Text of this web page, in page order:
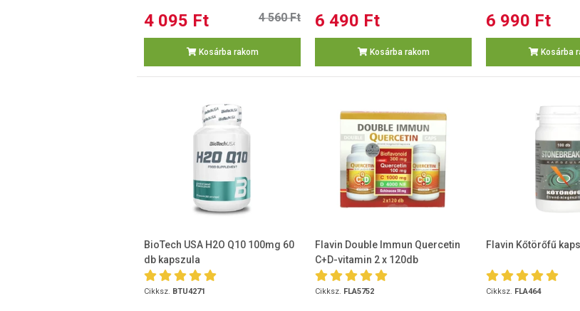
4 095 Ft 4 560 Ft
Kosárba rakom
6 490 Ft
Kosárba rakom
6 990 Ft
Kosárba
BioTech USA H2O Q10 100mg 60
db kapszula
Cikksz. BTU4271
Flavin Double Immun Quercetin
C+D-vitamin 2 x 120db
Cikksz. FLA5752
Flavin Kőtörőfű
Cikksz. FLA464